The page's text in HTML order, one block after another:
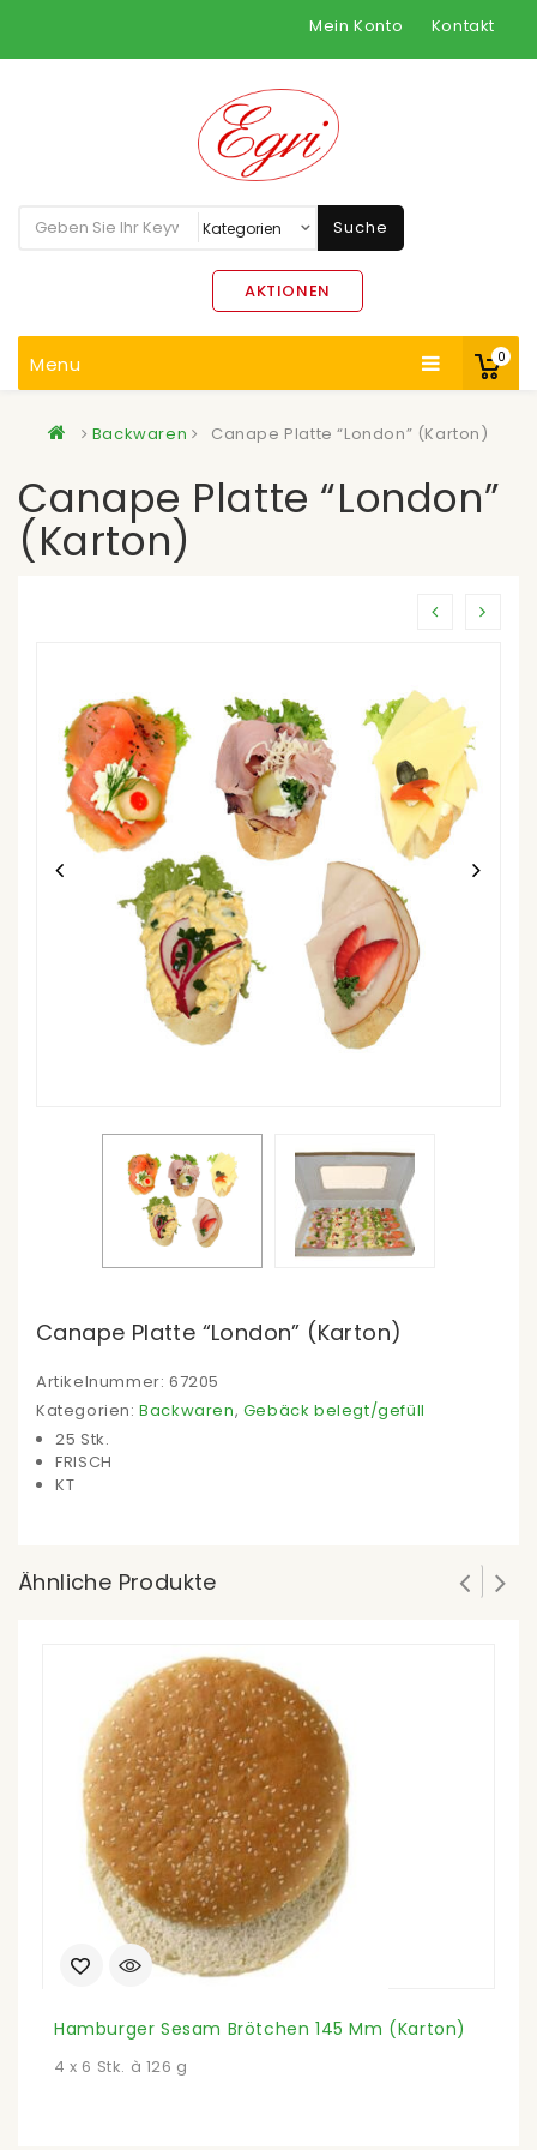
Mein Konto Kontakt
0
Suche
AKTIONEN
Menu
Backwaren Canape Platte “London” (Karton)
Canape Platte “London”
(Karton)
Canape Platte “London” (Karton)
Artikelnummer: 67205
Kategorien:Backwaren, Gebäck belegt/gefüll
25 Stk.
FRISCH
KT
Ähnliche Produkte
Hamburger Sesam Brötchen 145 Mm (Karton)
4 x 6 Stk. à 126 g